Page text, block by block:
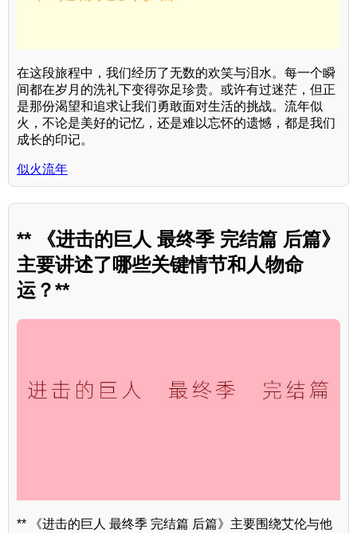
在这段旅程中，我们经历了无数的欢笑与泪水。每一个瞬
间都在岁月的洗礼下变得弥足珍贵。或许有过迷茫，但正
是那份渴望和追求让我们勇敢面对生活的挑战。流年似
火，不论是美好的记忆，还是难以忘怀的遗憾，都是我们
成长的印记。
似火流年
** 《进击的巨人 最终季 完结篇 后篇》
主要讲述了哪些关键情节和人物命
运？**
** 《进击的巨人 最终季 完结篇 后篇》主要围绕艾伦与他